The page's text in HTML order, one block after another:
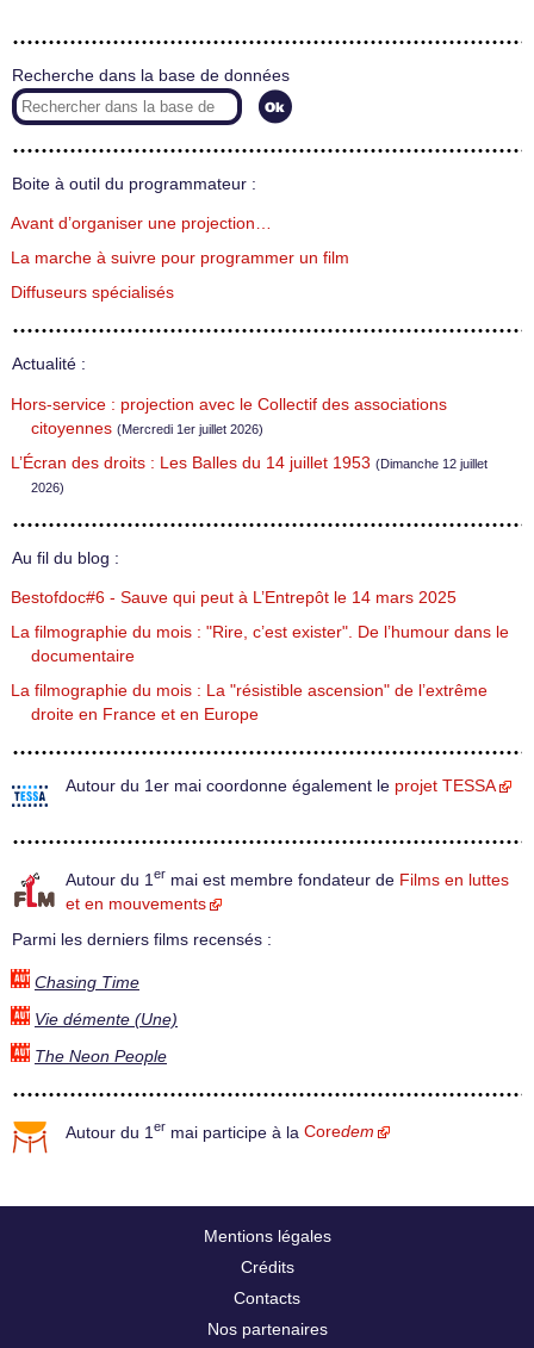
Recherche dans la base de données
Boite à outil du programmateur :
Avant d’organiser une projection…
La marche à suivre pour programmer un film
Diffuseurs spécialisés
Actualité :
Hors-service : projection avec le Collectif des associations
citoyennes (Mercredi 1er juillet 2026)
L’Écran des droits : Les Balles du 14 juillet 1953 (Dimanche 12 juillet
2026)
Au fil du blog :
Bestofdoc#6 - Sauve qui peut à L’Entrepôt le 14 mars 2025
La filmographie du mois : "Rire, c’est exister". De l’humour dans le
documentaire
La filmographie du mois : La "résistible ascension" de l’extrême
droite en France et en Europe
Autour du 1er mai coordonne également le projet TESSA
Autour du 1 er mai est membre fondateur de Films en luttes
et en mouvements
Parmi les derniers films recensés :
Chasing Time
Vie démente (Une)
The Neon People
Autour du 1 er mai participe à la Coredem
Mentions légales
Crédits
Contacts
Nos partenaires